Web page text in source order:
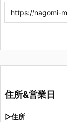
住所&営業日
▷住所